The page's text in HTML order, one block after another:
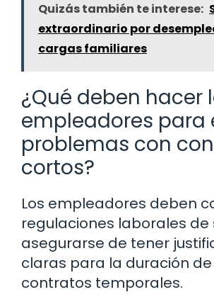
Quizás también te interese:
extraordinario por
cargas familiares
¿Qué deben hacer
empleadores para
problemas con
cortos?
Los empleadores deben
regulaciones laborales de
asegurarse de tener
claras para la duración de
contratos temporales.